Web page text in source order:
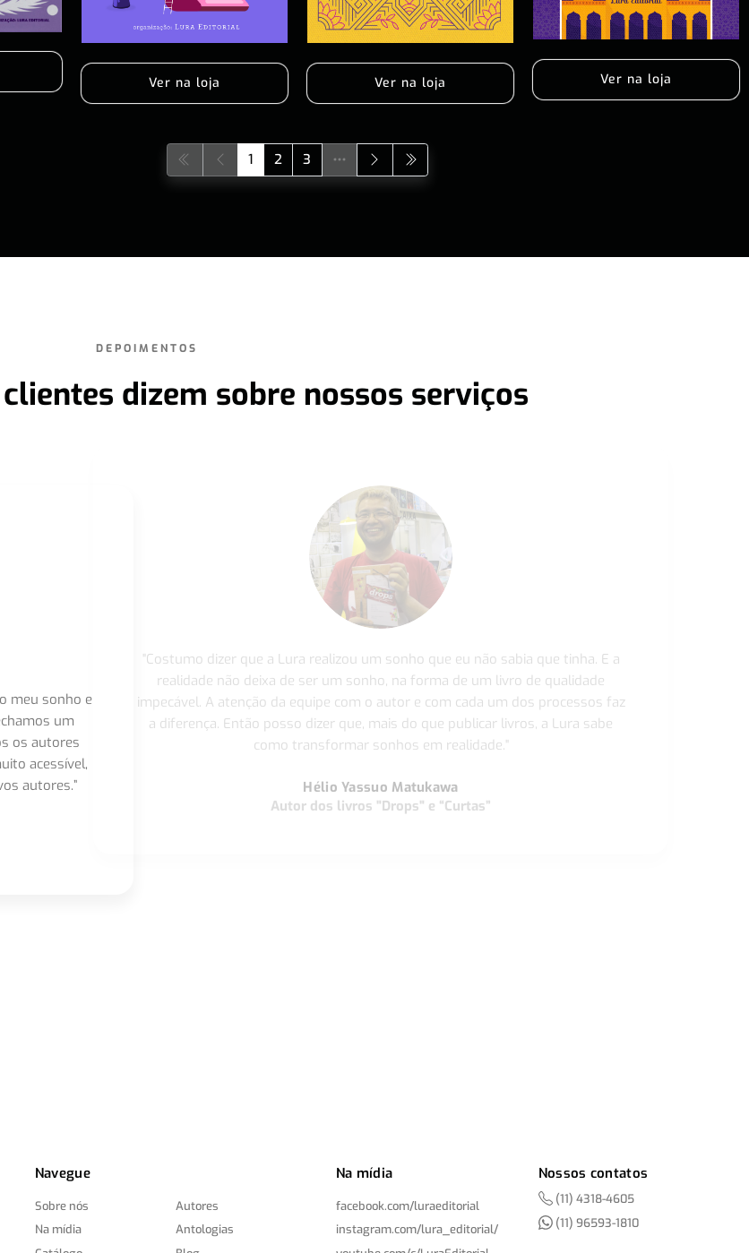
Ver na loja Ver na loja Ver na loja
1 2 3
DEPOIMENTOS
dizem sobre nossos serviços
meu sonho e
um
os autores
acessível,
autores.”
"Costumo dizer que a Lura realizou um sonho que eu não sabia que tinha. E a
realidade não deixa de ser um sonho, na forma de um livro de qualidade
impecável. A atenção da equipe com o autor e com cada um dos processos faz
a diferença. Então posso dizer que, mais do que publicar livros, a Lura sabe
como transformar sonhos em realidade."
Hélio Yassuo Matukawa
Autor dos livros "Drops" e “Curtas”
Navegue
Sobre nós
Na mídia
Autores
Antologias
Na mídia
facebook.com/luraeditorial
instagram.com/lura_editorial/
Nossos contatos
(11) 4318-4605
(11) 96593-1810